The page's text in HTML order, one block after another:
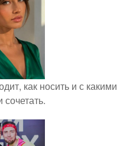
как носить и с какими